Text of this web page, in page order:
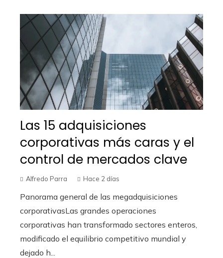
Las 15 adquisiciones
corporativas más caras y el
control de mercados clave
Alfredo Parra Hace 2 días
Panorama general de las megadquisiciones
corporativasLas grandes operaciones
corporativas han transformado sectores enteros,
modificado el equilibrio competitivo mundial y
dejado h...